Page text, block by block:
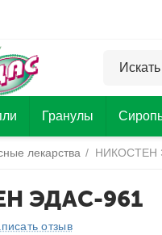
Гранулы
лекарства / НИКОСТЕН
ЭДАС-961
отзыв